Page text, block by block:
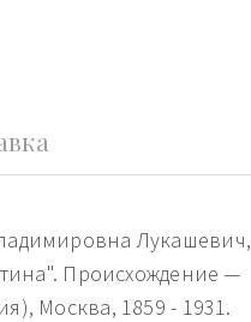
Лукашевич,
Происхождение —
Москва, 1859 - 1931.